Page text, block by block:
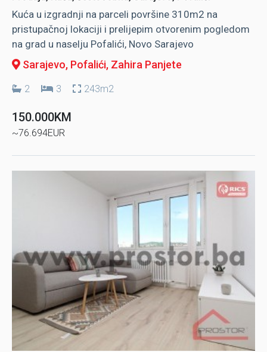
Kuća u izgradnji na parceli površine 310m2 na
pristupačnoj lokaciji i prelijepim otvorenim pogledom
na grad u naselju Pofalići, Novo Sarajevo
Sarajevo, Pofalići, Zahira Panjete
2 3 243m2
150.000KM
~76.694EUR